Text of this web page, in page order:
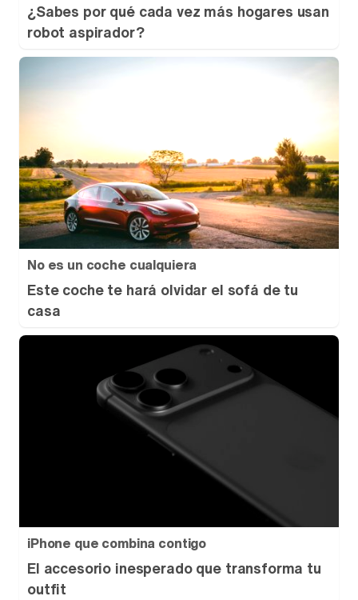
¿Sabes por qué cada vez más hogares usan
robot aspirador?
No es un coche cualquiera
Este coche te hará olvidar el sofá de tu
casa
iPhone que combina contigo
El accesorio inesperado que transforma tu
outfit